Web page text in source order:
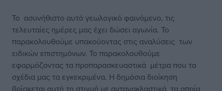
Το ασυνήθιστο αυτό γεωλογικό φαινόμενο, τις
τελευταίες ημέρες μας έχει δώσει αγωνία. Το
παρακολουθούμε υπακούοντας στις αναλύσεις των
ειδικών επιστημόνων. Το παρακολουθούμε
εφαρμόζοντας τα προπαρασκευαστικά μέτρα που τα
σχέδια μας τα εγκεκριμένα. Η δημόσια διοίκηση
βρίσκεται αυτή τη στιγμή με αντανακλαστικά τα οποία